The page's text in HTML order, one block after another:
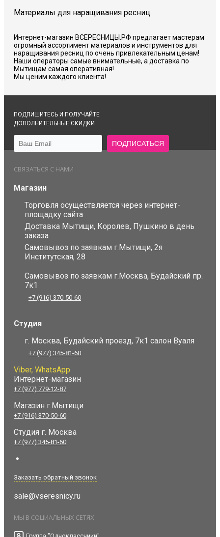
Материалы для наращивания ресниц.
Интернет-магазин ВСЕРЕСНИЦЫ.РФ предлагает мастерам
огромный ассортимент материалов и инструментов для
наращивания ресниц по очень привлекательным ценам!
Наши операторы самые внимательные, а доставка по
Мытищам самая оперативная!
Мы ценим каждого клиента!
ПОДПИШИТЕСЬ И ПОЛУЧАЙТЕ
ДОПОЛНИТЕЛЬНЫЕ СКИДКИ
СВЯЗАТЬСЯ С НАМИ
Магазин
Торговля осуществляется через интернет-
площадку сайта
Доставка Мытищи, Королев, Пушкино в день
заказа
Самовывоз по заявкам г.Мытищи, 2я
Институтская, 28
Самовывоз по заявкам г.Москва, Будайский пр.
7к1
+7 (916) 370-50-60
Студия
г. Москва, Будайский проезд, 7к1 салон Вуаля
+7 (977) 345-81-60
Viber, WhatsApp
Интернет-магазин
+7 (977) 779-12-87
Магазин г.Мытищи
+7 (916) 370-50-60
Студия г. Москва
+7 (977) 345-81-60
Заказать обратный звонок
sale@vseresnicy.ru
МЫ В СОЦИАЛЬНЫХ СЕТЯХ